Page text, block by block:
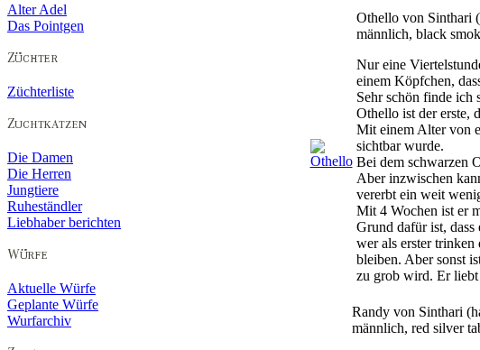
Alter Adel
Das Pointgen
Züchterliste
Die Damen
Die Herren
Jungtiere
Ruheständler
Liebhaber berichten
Aktuelle Würfe
Geplante Würfe
Wurfarchiv
Othello von Sinthari (
männlich, black
Nur eine
einem Köpfchen,
Sehr schön finde ich
Othello ist der erste,
Mit einem Alter von
sichtbar wurde.
Bei dem schwarzen
Aber inzwischen
vererbt ein weit
Mit 4 Wochen ist er
Grund dafür ist,
wer als erster
bleiben. Aber sonst
zu grob wird. Er liebt
Randy von Sinthari (
männlich, red silver